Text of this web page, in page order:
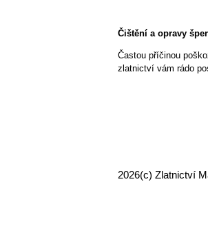
Čištění a opravy
Častou příčinou
zlatnictví vám rádo
2026(c) Zlatnictví